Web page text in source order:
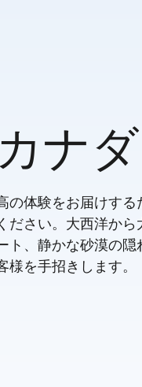
ナダ
の体験をお届けする
ださい。大西洋か
ト、静かな砂漠の隠
様を手招きします。